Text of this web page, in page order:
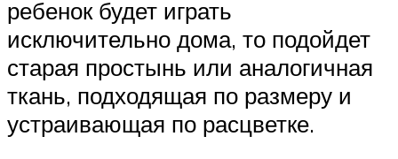
ребенок будет играть
исключительно дома, то подойдет
старая простынь или аналогичная
ткань, подходящая по размеру и
устраивающая по расцветке.